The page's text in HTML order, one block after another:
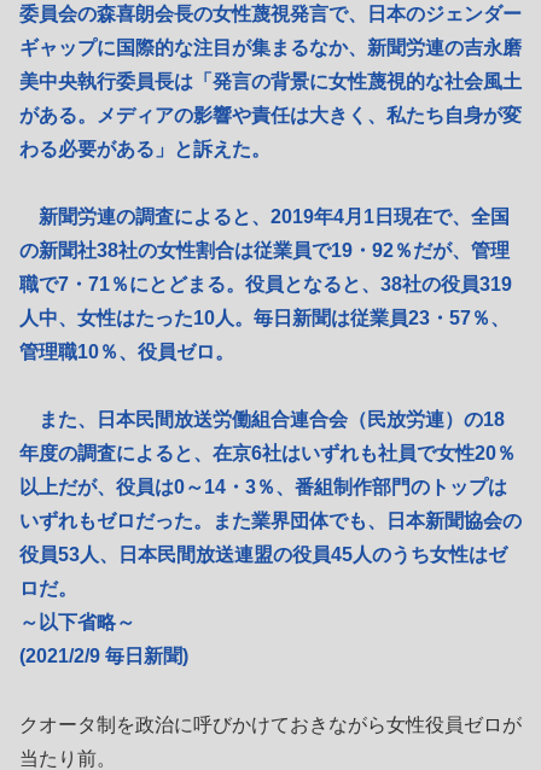
委員会の森喜朗会長の女性蔑視発言で、日本のジェンダー
ギャップに国際的な注目が集まるなか、新聞労連の吉永磨
美中央執行委員長は「発言の背景に女性蔑視的な社会風土
がある。メディアの影響や責任は大きく、私たち自身が変
わる必要がある」と訴えた。
新聞労連の調査によると、2019年4月1日現在で、全国
の新聞社38社の女性割合は従業員で19・92％だが、管理
職で7・71％にとどまる。役員となると、38社の役員319
人中、女性はたった10人。毎日新聞は従業員23・57％、
管理職10％、役員ゼロ。
また、日本民間放送労働組合連合会（民放労連）の18
年度の調査によると、在京6社はいずれも社員で女性20％
以上だが、役員は0～14・3％、番組制作部門のトップは
いずれもゼロだった。また業界団体でも、日本新聞協会の
役員53人、日本民間放送連盟の役員45人のうち女性はゼ
ロだ。
～以下省略～
(2021/2/9 毎日新聞)
クオータ制を政治に呼びかけておきながら女性役員ゼロが
当たり前。